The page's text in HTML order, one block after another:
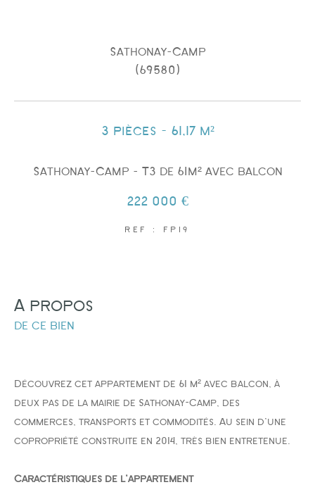
Sathonay-Camp
(69580)
3 pièces - 61,17 m²
Sathonay-Camp - T3 de 61m² avec balcon
222 000 €
REF : FP19
a propos
de ce bien
Découvrez cet appartement de 61 m² avec balcon, à
deux pas de la mairie de Sathonay-Camp, des
commerces, transports et commodités. Au sein d'une
copropriété construite en 2014, très bien entretenue.
Caractéristiques de l'appartement
COUPS DE COEUR EXCLUSIVITÉS NOUVEAUTÉS
RECHERCHER